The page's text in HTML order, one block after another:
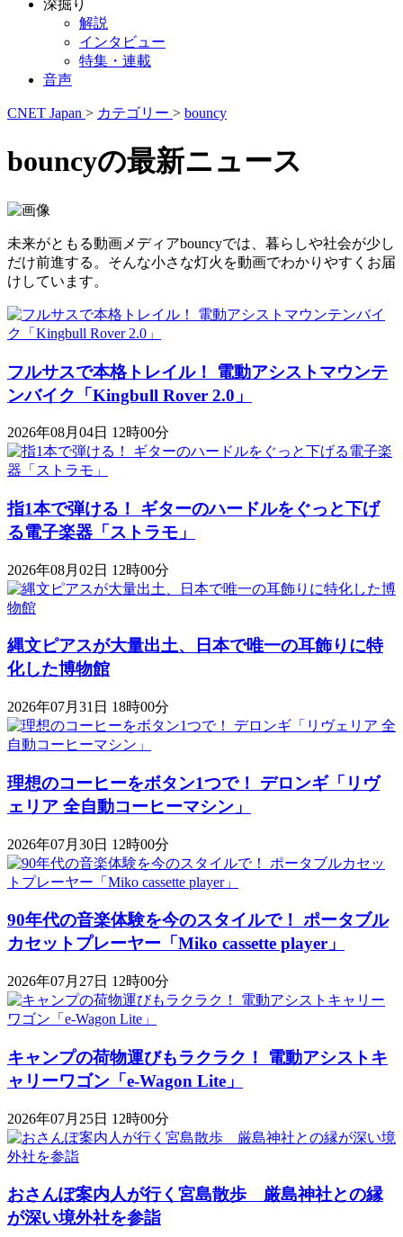
深掘り
解説
インタビュー
特集・連載
音声
CNET Japan > カテゴリー > bouncy
bouncyの最新ニュース
未来がともる動画メディアbouncyでは、暮らしや社会が少し
だけ前進する。そんな小さな灯火を動画でわかりやすくお届
けしています。
フルサスで本格トレイル！ 電動アシストマウンテ
ンバイク「Kingbull Rover 2.0」
2026年08月04日 12時00分
指1本で弾ける！ ギターのハードルをぐっと下げ
る電子楽器「ストラモ」
2026年08月02日 12時00分
縄文ピアスが大量出土、日本で唯一の耳飾りに特
化した博物館
2026年07月31日 18時00分
理想のコーヒーをボタン1つで！ デロンギ「リヴ
ェリア 全自動コーヒーマシン」
2026年07月30日 12時00分
90年代の音楽体験を今のスタイルで！ ポータブル
カセットプレーヤー「Miko cassette player」
2026年07月27日 12時00分
キャンプの荷物運びもラクラク！ 電動アシストキ
ャリーワゴン「​​e-Wagon Lite」
2026年07月25日 12時00分
おさんぽ案内人が行く宮島散歩 厳島神社との縁
が深い境外社を参詣